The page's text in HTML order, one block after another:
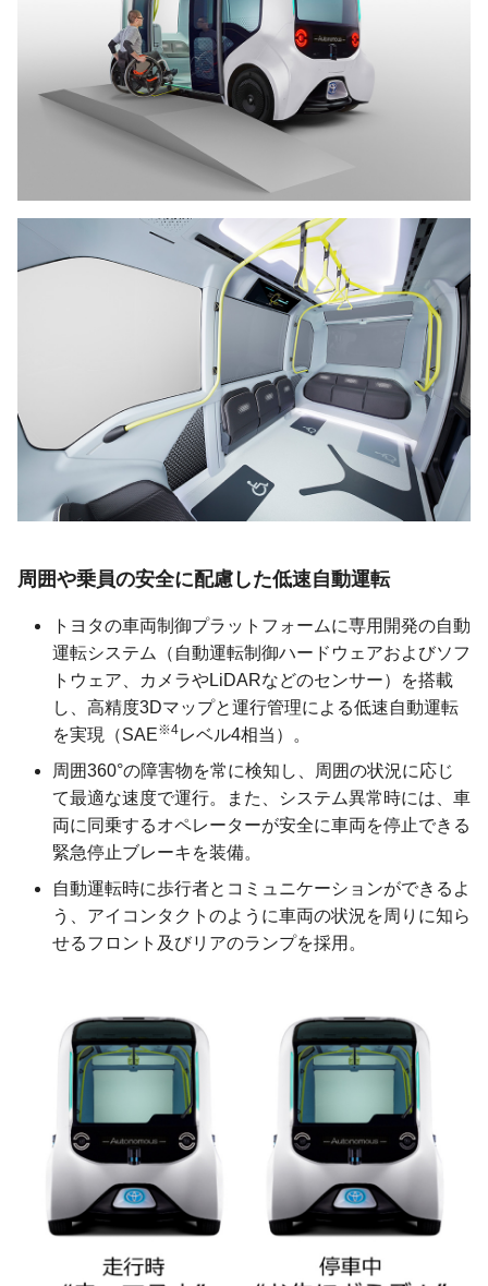
周囲や乗員の安全に配慮した低速自動運転
トヨタの車両制御プラットフォームに専用開発の自動
運転システム（自動運転制御ハードウェアおよびソフ
トウェア、カメラやLiDARなどのセンサー）を搭載
し、高精度3Dマップと運行管理による低速自動運転
を実現（SAE※4レベル4相当）。
周囲360°の障害物を常に検知し、周囲の状況に応じ
て最適な速度で運行。また、システム異常時には、車
両に同乗するオペレーターが安全に車両を停止できる
緊急停止ブレーキを装備。
自動運転時に歩行者とコミュニケーションができるよ
う、アイコンタクトのように車両の状況を周りに知ら
せるフロント及びリアのランプを採用。